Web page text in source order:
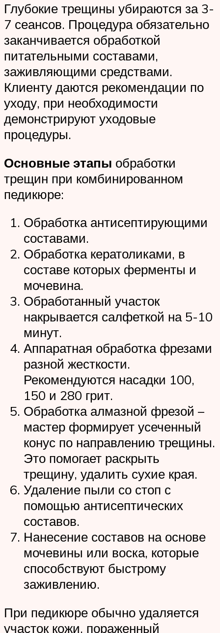
Глубокие трещины убираются за 3-
7 сеансов. Процедура обязательно
заканчивается обработкой
питательными составами,
заживляющими средствами.
Клиенту даются рекомендации по
уходу, при необходимости
демонстрируют уходовые
процедуры.
Основные этапы обработки
трещин при комбинированном
педикюре:
Обработка антисептирующими
составами.
Обработка кератоликами, в
составе которых ферменты и
мочевина.
Обработанный участок
накрывается салфеткой на 5-10
минут.
Аппаратная обработка фрезами
разной жесткости.
Рекомендуются насадки 100,
150 и 280 грит.
Обработка алмазной фрезой –
мастер формирует усеченный
конус по направлению трещины.
Это помогает раскрыть
трещину, удалить сухие края.
Удаление пыли со стоп с
помощью антисептических
составов.
Нанесение составов на основе
мочевины или воска, которые
способствуют быстрому
заживлению.
При педикюре обычно удаляется
участок кожи, пораженный